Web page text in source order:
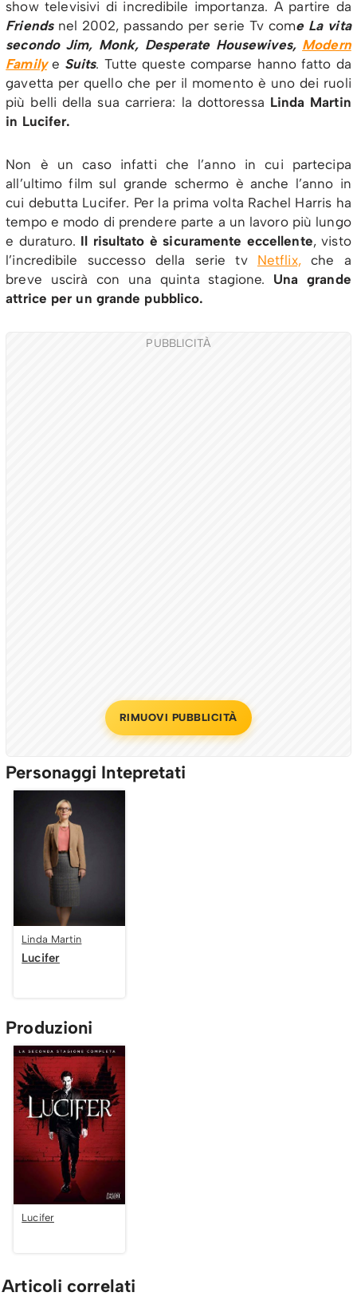
show televisivi di incredibile importanza. A partire da
Friendsnel 2002, passando per serie Tv come La vita
secondo Jim, Monk, Desperate Housewives, Modern
Familye Suits. Tutte queste comparse hanno fatto da
gavetta per quello che per il momento è uno dei ruoli
più belli della sua carriera: la dottoressa Linda Martin
in Lucifer.
Non è un caso infatti che l’anno in cui partecipa
all’ultimo film sul grande schermo è anche l’anno in
cui debutta Lucifer. Per la prima volta Rachel Harris ha
tempo e modo di prendere parte a un lavoro più lungo
e duraturo. Il risultato è sicuramente eccellente, visto
l’incredibile successo della serie tv Netflix,che a
breve uscirà con una quinta stagione. Una grande
attrice per un grande pubblico.
PUBBLICITÀ
RIMUOVI PUBBLICITÀ
Personaggi Intepretati
Linda Martin
Lucifer
Produzioni
Lucifer
Articoli correlati